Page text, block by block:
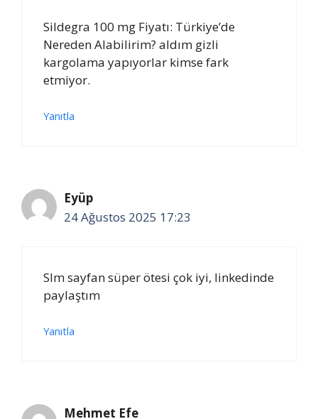
Sildegra 100 mg Fiyatı: Türkiye’de
Nereden Alabilirim? aldım gizli
kargolama yapıyorlar kimse fark
etmiyor.
Yanıtla
Eyüp
24 Ağustos 2025 17:23
Slm sayfan süper ötesi çok iyi, linkedinde
paylaştım
Yanıtla
Mehmet Efe